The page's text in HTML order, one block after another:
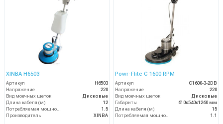
XINBA H6503
Артикул
H6503
Напряжение
220
Вид моечных щеток
Дисковые
Длина кабеля (м)
12
Потребляемая мощность (кВт)
1.5
Производитель
XINBA
Powr-Flite C 1600 RPM
Артикул
C1600-3-2DB
Напряжение
220
Вид моечных щеток
Дисковые
Габариты
610х540х1260 мм
Длина кабеля (м)
15
Потребляемая мощность (кВт)
1.1